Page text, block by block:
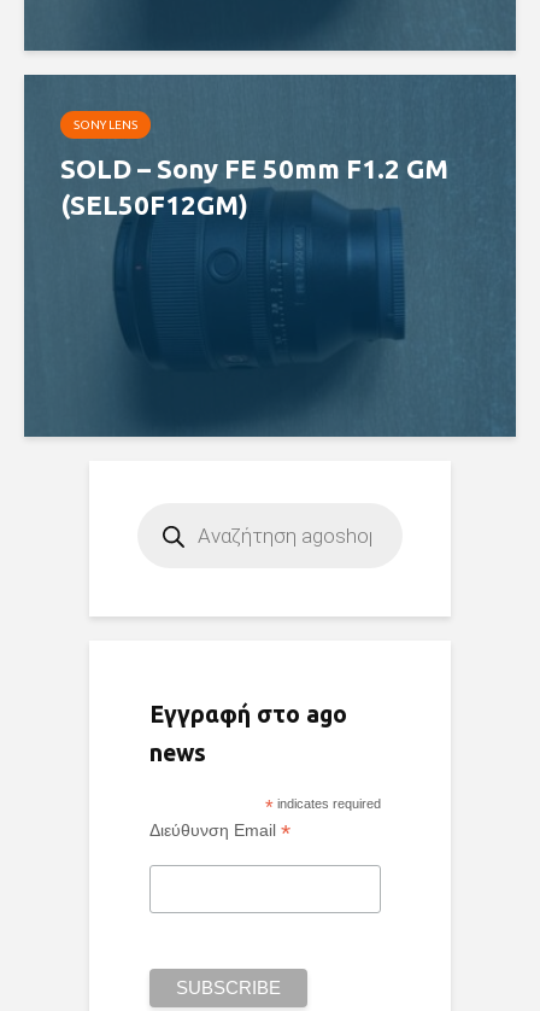
SONY LENS
SOLD – Sony FE 50mm F1.2 GM
(SEL50F12GM)
search
Εγγραφή στο ago
news
* indicates required
Διεύθυνση Email *